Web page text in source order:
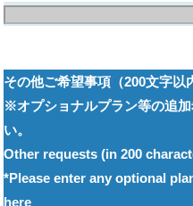
その他ご希望事項（200文字以
※オプショナルプラン等の追
い。
Other requests (in 200
*Please enter any optional
here